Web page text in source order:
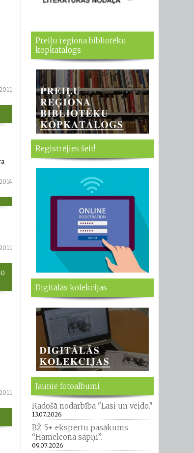
Preiļu reģiona bibliotēku
kopkatalogs
Registrējies šeit!
Digitālās kolekcijas
Jaunie fotoalbumi
Radošā nodarbība "Lasi un veido."
13.07.2026
BŽ 5+ ekspertu pasākums
“Hameleona sapņi”.
09.07.2026